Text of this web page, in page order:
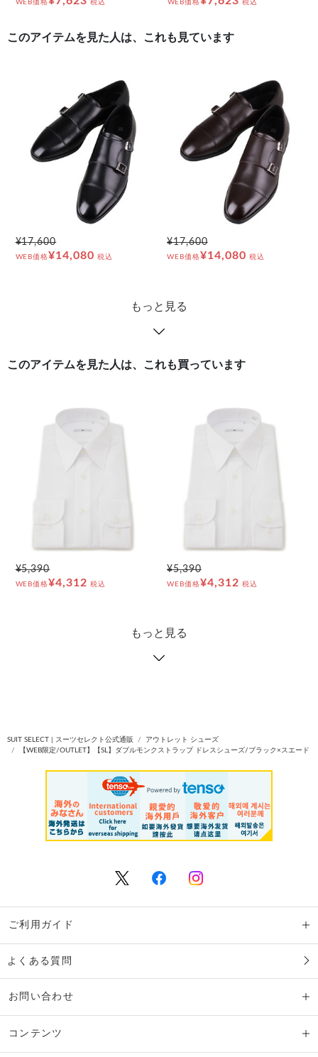
WEB価格 税込 WEB価格 税込
このアイテムを見た人は、これも見ています
¥17,600
WEB価格¥14,080 税込
¥17,600
WEB価格¥14,080 税込
もっと見る
このアイテムを見た人は、これも買っています
¥5,390
WEB価格¥4,312 税込
¥5,390
WEB価格¥4,312 税込
もっと見る
SUIT SELECT | スーツセレクト公式通販
アウトレット シューズ
【WEB限定/OUTLET】【SL】ダブルモンクストラップ ドレスシューズ/ブラック×スエード
ご利用ガイド
よくある質問
お問い合わせ
コンテンツ